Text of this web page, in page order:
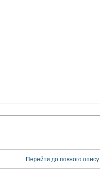
Перейти до повного опису